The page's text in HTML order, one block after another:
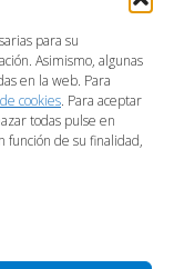
para su
Asimismo, algunas
en la web. Para
cookies. Para aceptar
todas pulse en
función de su finalidad,